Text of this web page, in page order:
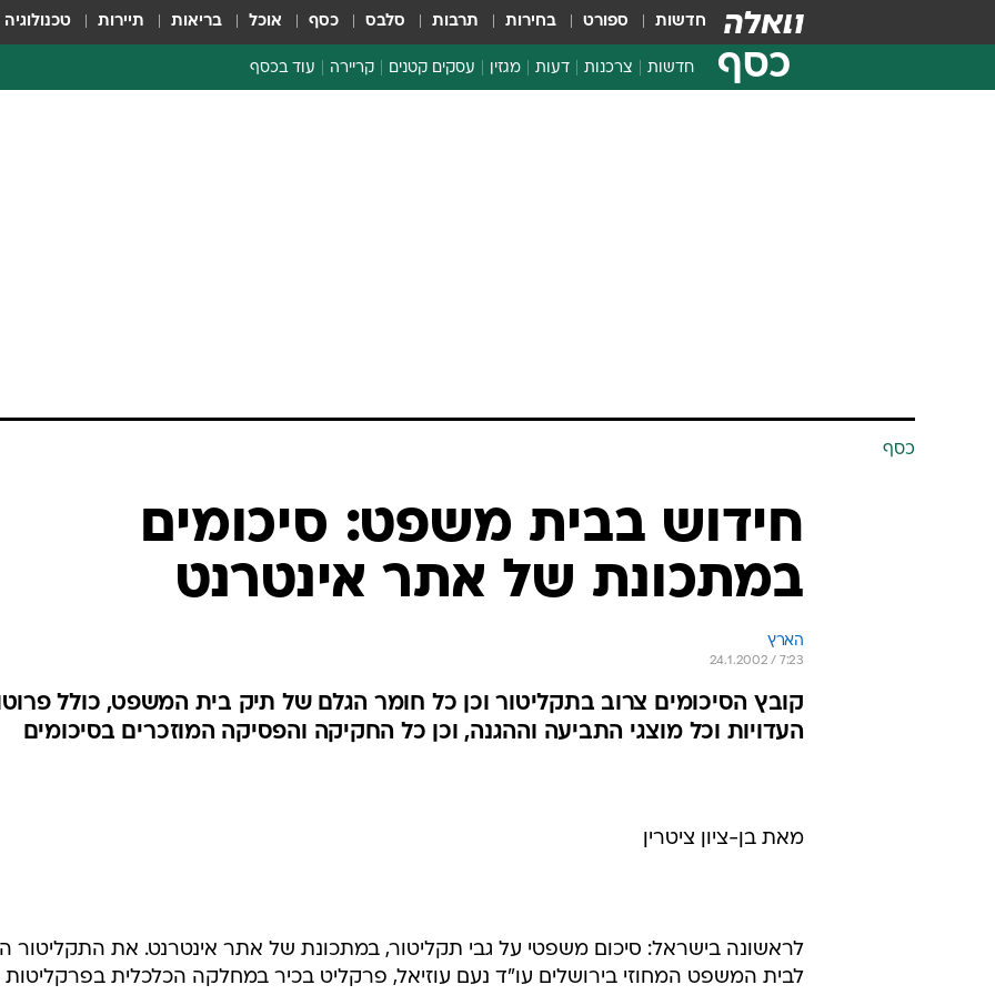
חדשות ספורט בחירות תרבות סלבס כסף אוכל בריאות תיירות טכנולוגיה
כסף חדשות צרכנות דעות מגזין עסקים קטנים קריירה עוד בכסף
כסף
חידוש בבית משפט: סיכומים
במתכונת של אתר אינטרנט
הארץ
24.1.2002 / 7:23
קובץ הסיכומים צרוב בתקליטור וכן כל חומר הגלם של תיק בית המשפט, כולל
העדויות וכל מוצגי התביעה וההגנה, וכן כל החקיקה והפסיקה המוזכרים בסיכומים
מאת בן-ציון ציטרין
לראשונה בישראל: סיכום משפטי על גבי תקליטור, במתכונת של אתר אינטרנט. את התקליטור
לבית המשפט המחוזי בירושלים עו"ד נעם עוזיאל, פרקליט בכיר במחלקה הכלכלית בפרקליטות